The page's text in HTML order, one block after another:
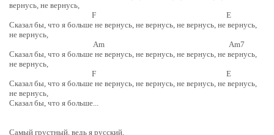
вернусь, не вернусь,
F E
Сказал бы, что я больше не вернусь, не вернусь, не вернусь, не вернусь,
не вернусь,
Am Am7
Сказал бы, что я больше не вернусь, не вернусь, не вернусь, не вернусь,
не вернусь,
F E
Сказал бы, что я больше не вернусь, не вернусь, не вернусь, не вернусь,
не вернусь,
Сказал бы, что я больше...
Самый грустный, ведь я русский,